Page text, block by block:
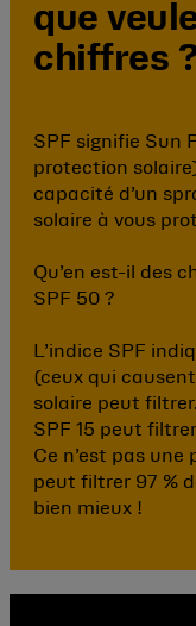
que
chiffres
SPF signifie Sun
protection
capacité d’un
solaire à vous
Qu’en est-il des
SPF 50 ?
L’indice SPF
(ceux qui
solaire peut
SPF 15 peut
Ce n’est pas
peut filtrer 97 %
bien mieux !